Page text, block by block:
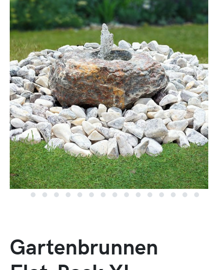
Gartenbrunnen